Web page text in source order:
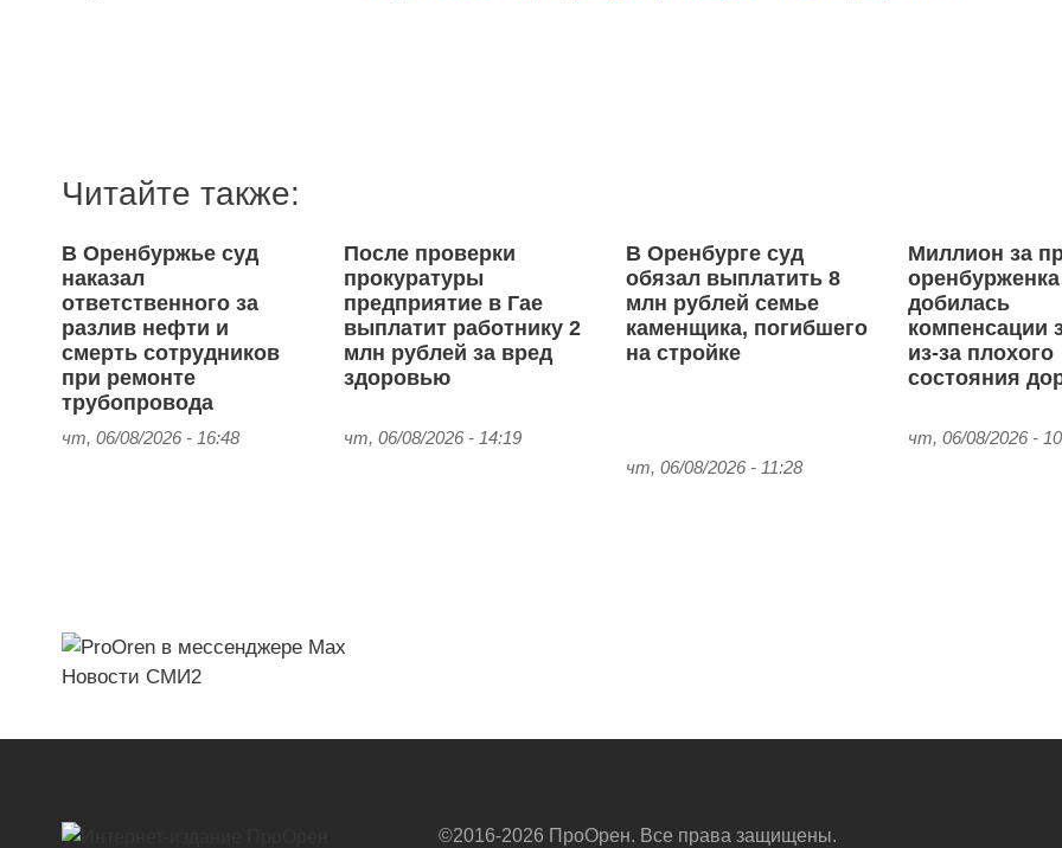
Читайте также:
В Оренбуржье суд
наказал
ответственного за
разлив нефти и
смерть сотрудников
при ремонте
трубопровода
чт, 06/08/2026 - 16:48
После проверки
прокуратуры
предприятие в Гае
выплатит работнику 2
млн рублей за вред
здоровью
чт, 06/08/2026 - 14:19
В Оренбурге суд
обязал выплатить 8
млн рублей семье
каменщика, погибшего
на стройке
чт, 06/08/2026 - 11:28
Миллион за
оренбурженка
добилась
компенсации
из‑за плохого
состояния
чт, 06/08/2026 -
Новости СМИ2
©2016-2026 ПроОрен. Все права защищены.